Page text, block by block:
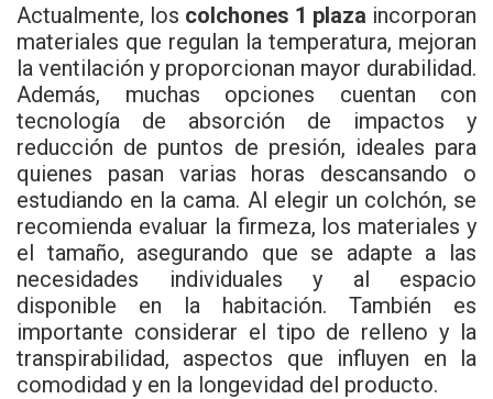
Actualmente, los colchones 1 plaza incorporan
materiales que regulan la temperatura, mejoran
la ventilación y proporcionan mayor durabilidad.
Además, muchas opciones cuentan con
tecnología de absorción de impactos y
reducción de puntos de presión, ideales para
quienes pasan varias horas descansando o
estudiando en la cama. Al elegir un colchón, se
recomienda evaluar la firmeza, los materiales y
el tamaño, asegurando que se adapte a las
necesidades individuales y al espacio
disponible en la habitación. También es
importante considerar el tipo de relleno y la
transpirabilidad, aspectos que influyen en la
comodidad y en la longevidad del producto.